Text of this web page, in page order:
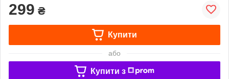
299 ₴
Купити
або
Купити з